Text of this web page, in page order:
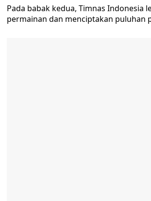
Pada babak kedua, Timnas Indonesia
permainan dan menciptakan puluhan